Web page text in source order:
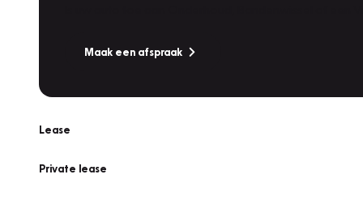
Maak een afspraak
Lease
Private lease